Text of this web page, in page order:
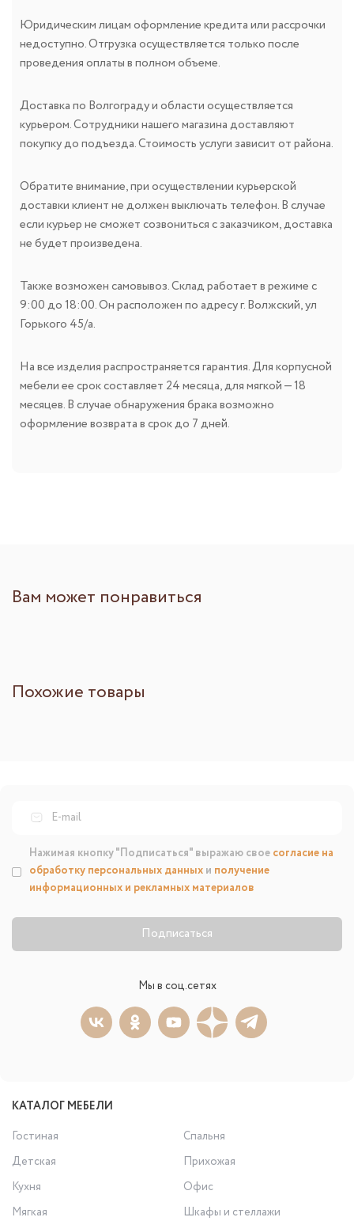
Юридическим лицам оформление кредита или рассрочки
недоступно. Отгрузка осуществляется только после
проведения оплаты в полном объеме.
Доставка по Волгограду и области осуществляется
курьером. Сотрудники нашего магазина доставляют
покупку до подъезда. Стоимость услуги зависит от района.
Обратите внимание, при осуществлении курьерской
доставки клиент не должен выключать телефон. В случае
если курьер не сможет созвониться с заказчиком, доставка
не будет произведена.
Также возможен самовывоз. Склад работает в режиме с
9:00 до 18:00. Он расположен по адресу г. Волжский, ул
Горького 45/а.
На все изделия распространяется гарантия. Для корпусной
мебели ее срок составляет 24 месяца, для мягкой — 18
месяцев. В случае обнаружения брака возможно
оформление возврата в срок до 7 дней.
Вам может понравиться
Похожие товары
Подписаться
Нажимая кнопку "Подписаться" выражаю свое согласие на
обработку персональных данных и получение
информационных и рекламных материалов
Мы в соц.сетях
КАТАЛОГ МЕБЕЛИ
Гостиная
Спальня
Детская
Прихожая
Кухня
Офис
Мягкая
Шкафы и стеллажи